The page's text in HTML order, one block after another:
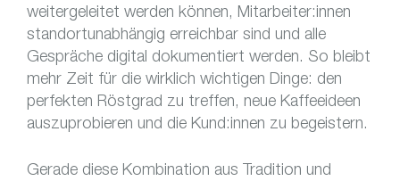
weitergeleitet werden können, Mitarbeiter:innen
standortunabhängig erreichbar sind und alle
Gespräche digital dokumentiert werden. So bleibt
mehr Zeit für die wirklich wichtigen Dinge: den
perfekten Röstgrad zu treffen, neue Kaffeeideen
auszuprobieren und die Kund:innen zu begeistern.
Gerade diese Kombination aus Tradition und